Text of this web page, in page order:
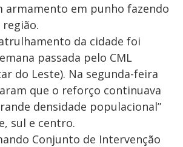
armamento em punho fazendo
região.
da cidade foi
passada pelo CML
do Leste). Na segunda-feira
que o reforço continuava
densidade populacional”
sul e centro.
Conjunto de Intervenção